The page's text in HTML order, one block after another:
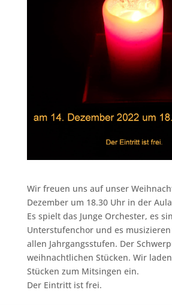
Wir freuen uns auf unser
Dezember um 18.30 Uhr in der
Es spielt das Junge Orchester, es
Unterstufenchor und es
allen Jahrgangsstufen. Der
weihnachtlichen Stücken. Wir
Stücken zum Mitsingen ein.
Der Eintritt ist frei.